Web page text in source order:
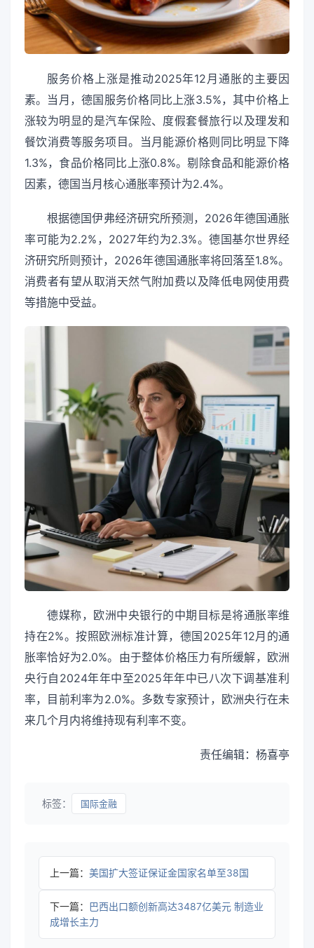
服务价格上涨是推动2025年12月通胀的主要因
素。当月，德国服务价格同比上涨3.5%，其中价格上
涨较为明显的是汽车保险、度假套餐旅行以及理发和
餐饮消费等服务项目。当月能源价格则同比明显下降
1.3%，食品价格同比上涨0.8%。剔除食品和能源价格
因素，德国当月核心通胀率预计为2.4%。
根据德国伊弗经济研究所预测，2026年德国通胀
率可能为2.2%，2027年约为2.3%。德国基尔世界经
济研究所则预计，2026年德国通胀率将回落至1.8%。
消费者有望从取消天然气附加费以及降低电网使用费
等措施中受益。
德媒称，欧洲中央银行的中期目标是将通胀率维
持在2%。按照欧洲标准计算，德国2025年12月的通
胀率恰好为2.0%。由于整体价格压力有所缓解，欧洲
央行自2024年年中至2025年年中已八次下调基准利
率，目前利率为2.0%。多数专家预计，欧洲央行在未
来几个月内将维持现有利率不变。
责任编辑：杨喜亭
标签： 国际金融
上一篇： 美国扩大签证保证金国家名单至38国
下一篇： 巴西出口额创新高达3487亿美元 制造业
成增长主力